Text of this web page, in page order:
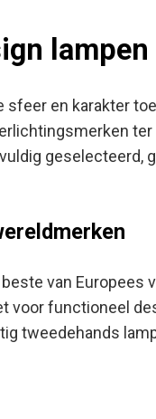
sfeer en karakter
geselecteerd,
van Europees
voor functioneel
tweedehands